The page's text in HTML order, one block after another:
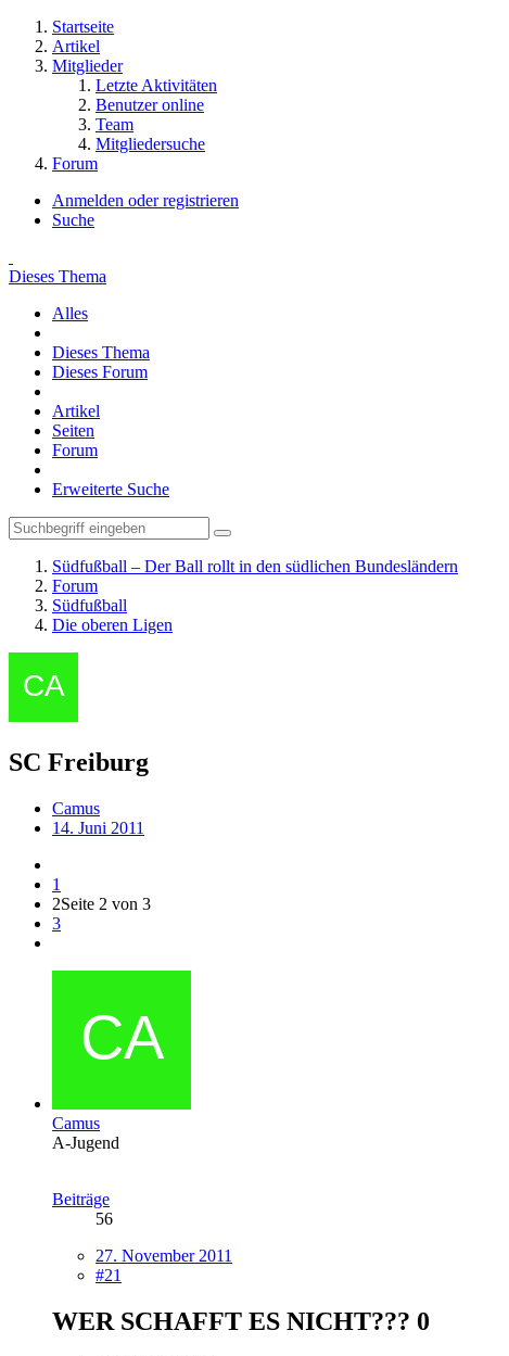
Startseite
Artikel
Mitglieder
Letzte Aktivitäten
Benutzer online
Team
Mitgliedersuche
Forum
Anmelden oder registrieren
Suche
Dieses Thema
Alles
Dieses Thema
Dieses Forum
Artikel
Seiten
Forum
Erweiterte Suche
Südfußball – Der Ball rollt in den südlichen Bundesländern
Forum
Südfußball
Die oberen Ligen
SC Freiburg
Camus
14. Juni 2011
1
2Seite 2 von 3
3
Camus
A-Jugend
Beiträge
56
27. November 2011
#21
WER SCHAFFT ES NICHT??? 0